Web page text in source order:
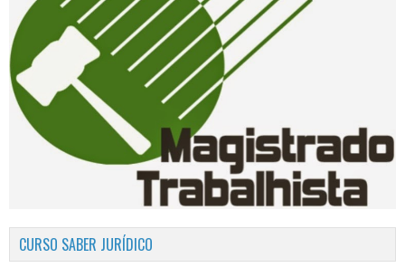
CURSO SABER JURÍDICO